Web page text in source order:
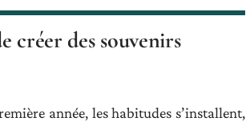
créer des souvenirs
année, les habitudes s’installent,